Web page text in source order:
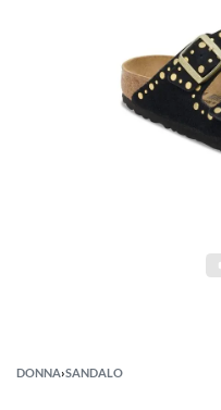
DONNA›SANDALO